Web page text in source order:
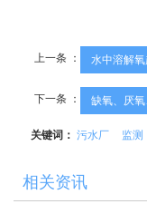
上一条 ： 水中溶解氧
下一条 ： 缺氧、厌氧
关键词：污水厂 监测
相关资讯